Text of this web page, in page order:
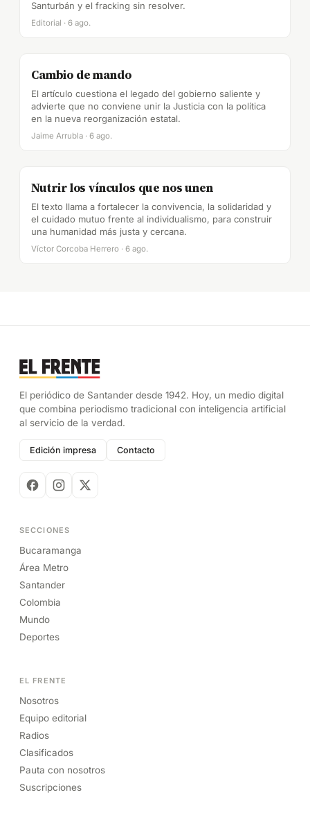
Santurbán y el fracking sin resolver.
Editorial · 6 ago.
Cambio de mando
El artículo cuestiona el legado del gobierno saliente y
advierte que no conviene unir la Justicia con la política
en la nueva reorganización estatal.
Jaime Arrubla · 6 ago.
Nutrir los vínculos que nos unen
El texto llama a fortalecer la convivencia, la solidaridad y
el cuidado mutuo frente al individualismo, para construir
una humanidad más justa y cercana.
Víctor Corcoba Herrero · 6 ago.
El periódico de Santander desde 1942. Hoy, un medio digital
que combina periodismo tradicional con inteligencia artificial
al servicio de la verdad.
Edición impresa Contacto
SECCIONES
Bucaramanga
Área Metro
Santander
Colombia
Mundo
Deportes
EL FRENTE
Nosotros
Equipo editorial
Radios
Clasificados
Pauta con nosotros
Suscripciones